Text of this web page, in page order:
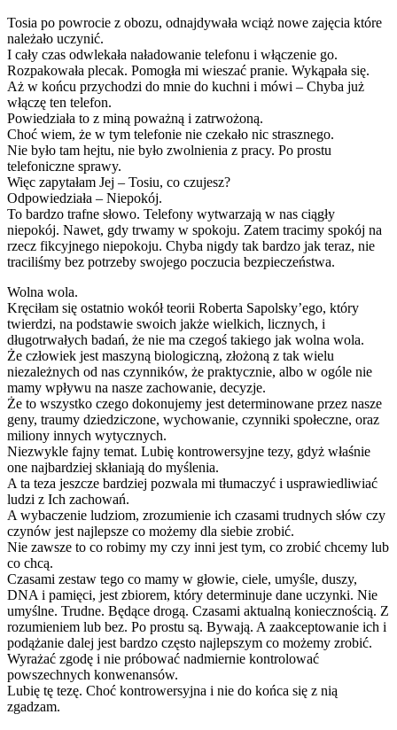
Tosia po powrocie z obozu, odnajdywała wciąż nowe zajęcia które
należało uczynić.
I cały czas odwlekała naładowanie telefonu i włączenie go.
Rozpakowała plecak. Pomogła mi wieszać pranie. Wykąpała się.
Aż w końcu przychodzi do mnie do kuchni i mówi – Chyba już
włączę ten telefon.
Powiedziała to z miną poważną i zatrwożoną.
Choć wiem, że w tym telefonie nie czekało nic strasznego.
Nie było tam hejtu, nie było zwolnienia z pracy. Po prostu
telefoniczne sprawy.
Więc zapytałam Jej – Tosiu, co czujesz?
Odpowiedziała – Niepokój.
To bardzo trafne słowo. Telefony wytwarzają w nas ciągły
niepokój. Nawet, gdy trwamy w spokoju. Zatem tracimy spokój na
rzecz fikcyjnego niepokoju. Chyba nigdy tak bardzo jak teraz, nie
traciliśmy bez potrzeby swojego poczucia bezpieczeństwa.
Wolna wola.
Kręciłam się ostatnio wokół teorii Roberta Sapolsky’ego, który
twierdzi, na podstawie swoich jakże wielkich, licznych, i
długotrwałych badań, że nie ma czegoś takiego jak wolna wola.
Że człowiek jest maszyną biologiczną, złożoną z tak wielu
niezależnych od nas czynników, że praktycznie, albo w ogóle nie
mamy wpływu na nasze zachowanie, decyzje.
Że to wszystko czego dokonujemy jest determinowane przez nasze
geny, traumy dziedziczone, wychowanie, czynniki społeczne, oraz
miliony innych wytycznych.
Niezwykle fajny temat. Lubię kontrowersyjne tezy, gdyż właśnie
one najbardziej skłaniają do myślenia.
A ta teza jeszcze bardziej pozwala mi tłumaczyć i usprawiedliwiać
ludzi z Ich zachowań.
A wybaczenie ludziom, zrozumienie ich czasami trudnych słów czy
czynów jest najlepsze co możemy dla siebie zrobić.
Nie zawsze to co robimy my czy inni jest tym, co zrobić chcemy lub
co chcą.
Czasami zestaw tego co mamy w głowie, ciele, umyśle, duszy,
DNA i pamięci, jest zbiorem, który determinuje dane uczynki. Nie
umyślne. Trudne. Będące drogą. Czasami aktualną koniecznością. Z
rozumieniem lub bez. Po prostu są. Bywają. A zaakceptowanie ich i
podążanie dalej jest bardzo często najlepszym co możemy zrobić.
Wyrażać zgodę i nie próbować nadmiernie kontrolować
powszechnych konwenansów.
Lubię tę tezę. Choć kontrowersyjna i nie do końca się z nią
zgadzam.